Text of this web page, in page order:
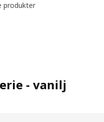
produkter
- vanilj